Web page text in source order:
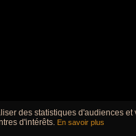
des statistiques d'audiences
d'intérêts. En savoir plus